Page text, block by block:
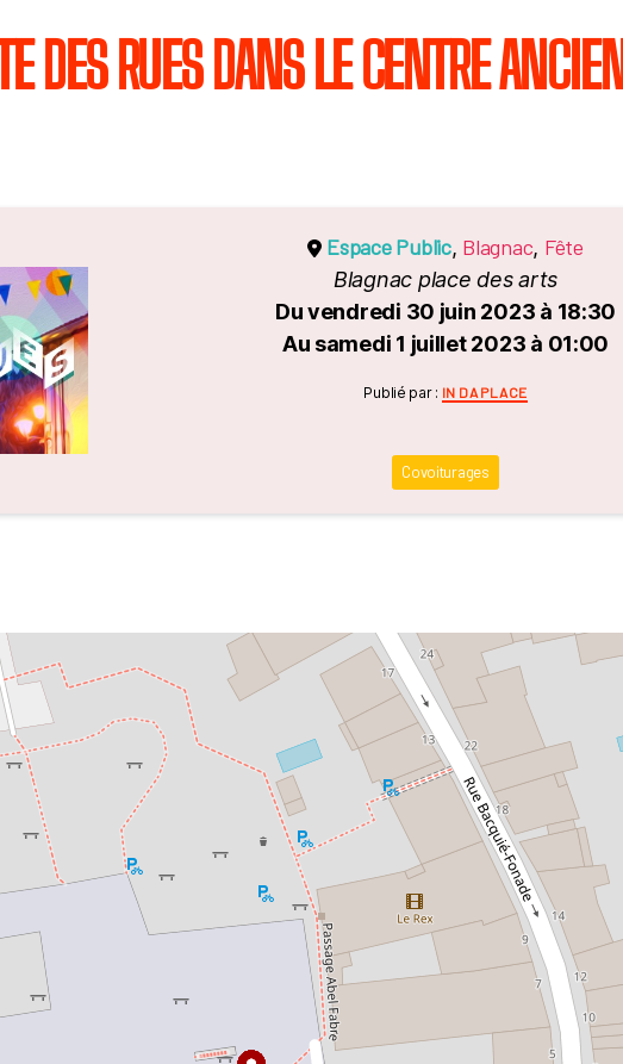
DES RUES DANS LE CENTRE ANCIEN
Espace Public, Blagnac, Fête
Blagnac place des arts
Du vendredi 30 juin 2023 à 18:30
Au samedi 1 juillet 2023 à 01:00
Catégories
Publié par : IN DA PLACE
Covoiturages